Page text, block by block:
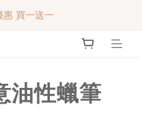
買一送一
年 多謝支持!!!
油性蠟筆